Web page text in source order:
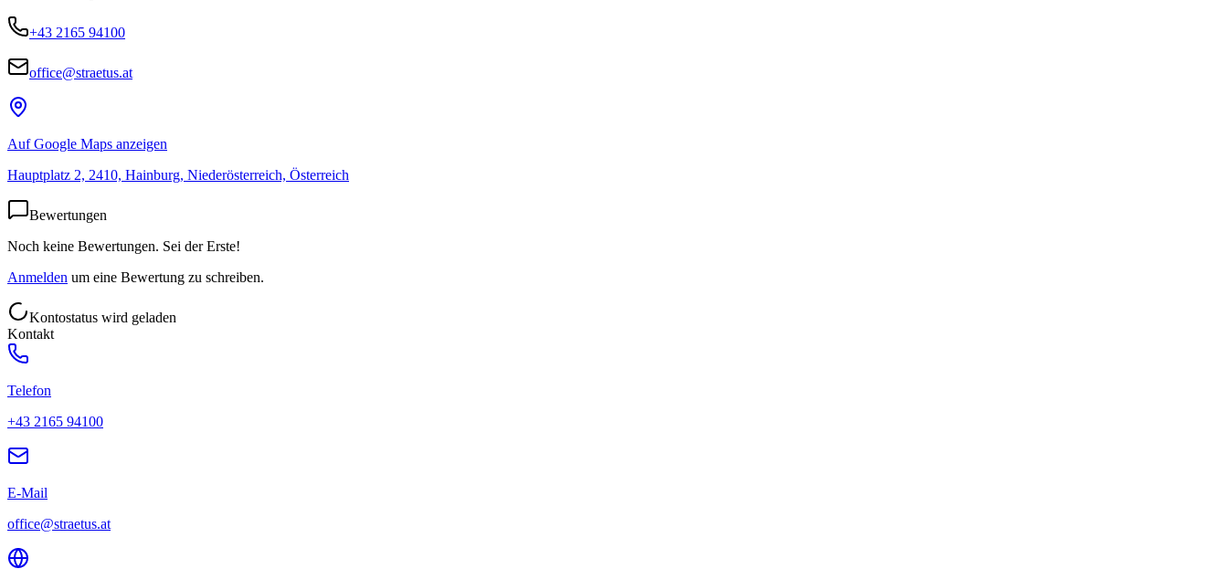
+43 2165 94100
office@straetus.at
Auf Google Maps anzeigen
Hauptplatz 2, 2410, Hainburg, Niederösterreich, Österreich
Bewertungen
Noch keine Bewertungen. Sei der Erste!
Anmelden um eine Bewertung zu schreiben.
Kontostatus wird geladen
Kontakt
Telefon
+43 2165 94100
E-Mail
office@straetus.at